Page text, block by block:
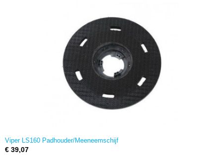
Viper LS160 Padhouder/Meeneemschijf
€ 39,07